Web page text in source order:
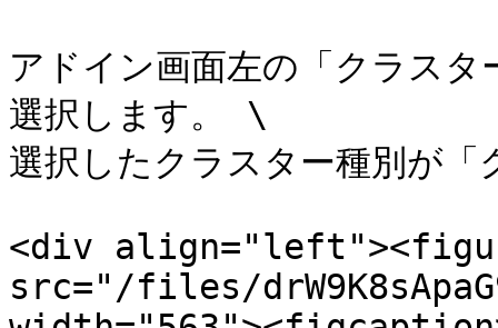
アドイン画面左の「クラス
選択します。 \
選択したクラスター種別が
<div
src="/files/